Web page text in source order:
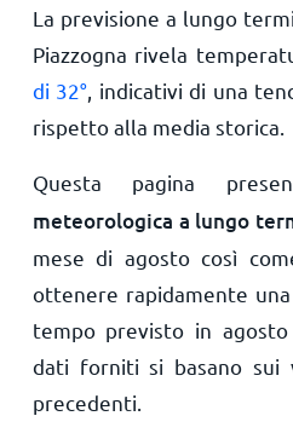
La previsione a lungo
Piazzogna rivela
di 32° , indicativi di una
rispetto alla media storica.
Questa pagina
meteorologica a lungo
mese di agosto così
ottenere rapidamente
tempo previsto in
dati forniti si basano sui
precedenti.